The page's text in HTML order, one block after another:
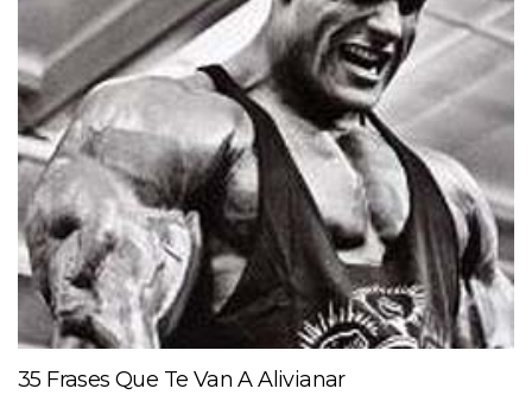
35 Frases Que Te Van A Alivianar